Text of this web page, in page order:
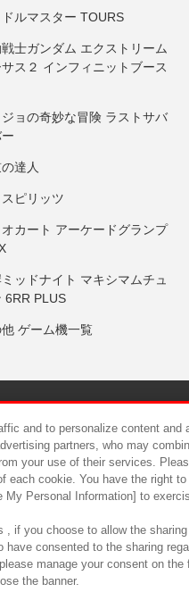
ルマスター TOURS
士ガンダム エクストリーム
ス２ インフィニットブース
ョの奇妙な冒険 ラストサバ
達人
ピリッツ
カート アーケードグランプ
ッドナイト マキシマムチュ
6RR PLUS
ゲーム機一覧
について カスタマーハラス
and to personalize content and
partners, who may
your use of their services.
each cookie. You have the right
Personal Information] to
, if you choose to allow the
have consented to the sharing
manage your consent on the
the banner.